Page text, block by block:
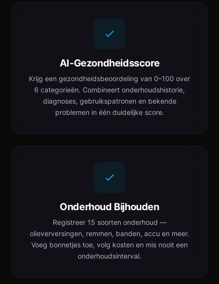
AI-Gezondheidsscore
Krijg een gezondheidsbeoordeling van 0–100 over
6 categorieën. Combineert onderhoudshistorie,
diagnoses, gebruikspatronen en bekende
problemen in één duidelijke score.
Onderhoud Bijhouden
Registreer 15 soorten onderhoud —
olieverversingen, remmen, banden, accu en meer.
Voeg bonnetjes toe, volg kosten en mis nooit een
onderhoudsinterval.